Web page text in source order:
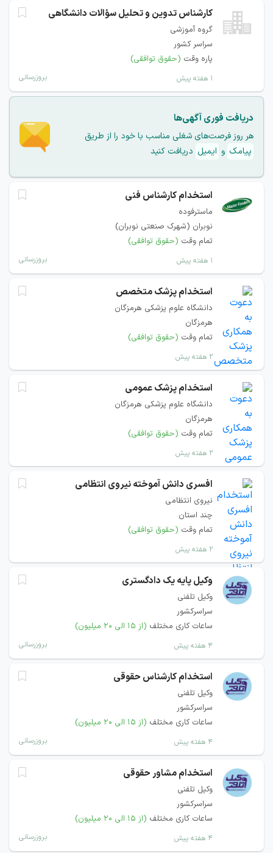
کارشناس تدوین و تحلیل سؤالات دانشگاهی
گروه آموزشی
سراسر کشور
پاره وقت (حقوق توافقی)
۱ هفته پیش بروزرسانی
دریافت فوری آگهی‌ها
هر روز فرصت‌های شغلی مناسب با خود را از طریق
پیامک و ایمیل دریافت کنید
استخدام کارشناس فنی
ماسترفوده
نوبران (شهرک صنعتی نوبران)
تمام وقت (حقوق توافقی)
۱ هفته پیش بروزرسانی
استخدام پزشک متخصص
دانشگاه علوم پزشکی هرمزگان
هرمزگان
تمام وقت (حقوق توافقی)
۲ هفته پیش
استخدام پزشک عمومی
دانشگاه علوم پزشکی هرمزگان
هرمزگان
تمام وقت (حقوق توافقی)
۲ هفته پیش
افسری دانش آموخته نیروی انتظامی
نیروی انتظامی
چند استان
تمام وقت (حقوق توافقی)
۲ هفته پیش
وکیل پایه یک دادگستری
وکیل تلفنی
سراسرکشور
ساعات کاری مختلف (از ۱۵ الی ۲۰ میلیون)
۴ هفته پیش بروزرسانی
استخدام کارشناس حقوقی
وکیل تلفنی
سراسرکشور
ساعات کاری مختلف (از ۱۵ الی ۲۰ میلیون)
۴ هفته پیش بروزرسانی
استخدام مشاور حقوقی
وکیل تلفنی
سراسرکشور
ساعات کاری مختلف (از ۱۵ الی ۲۰ میلیون)
۴ هفته پیش بروزرسانی